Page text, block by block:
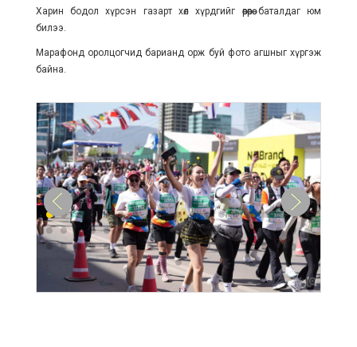
Харин бодол хүрсэн газарт хөл хүрдгийг өөрөөрөө баталдаг юм
билээ.
Марафонд оролцогчид барианд орж буй фото агшныг хүргэж
байна.